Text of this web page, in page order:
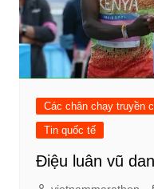
Các chân chạy truyền
Tin quốc tế
Điệu luân vũ